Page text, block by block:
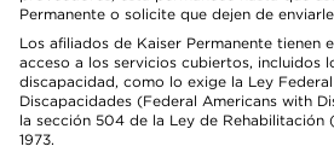
Permanente o solicite que dejen de
Los afiliados de Kaiser Permanente tienen
acceso a los servicios cubiertos, incluidos
discapacidad, como lo exige la Ley
Discapacidades (Federal Americans with
la sección 504 de la Ley de
1973.